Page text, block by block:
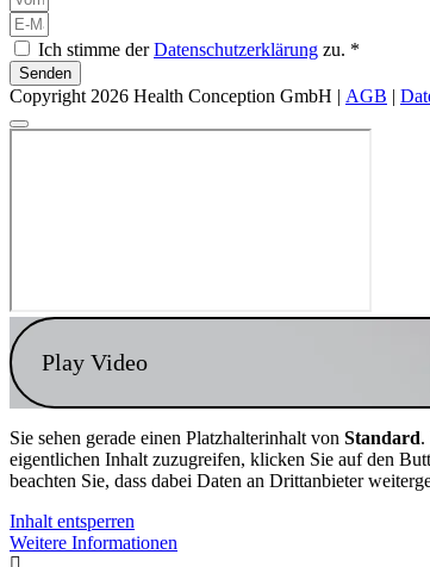
Ich stimme derDatenschutzerklärung zu. *
Senden
Copyright 2026 Health Conception GmbH | AGB |
Play Video
Sie sehen gerade einen Platzhalterinhalt von Standard.
eigentlichen Inhalt zuzugreifen, klicken Sie auf den
beachten Sie, dass dabei Daten an Drittanbieter
Inhalt entsperren
Weitere Informationen